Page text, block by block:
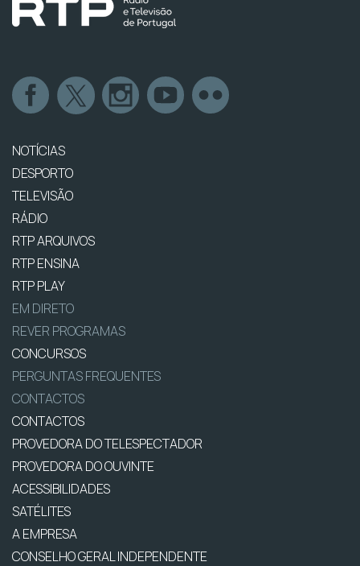
NOTÍCIAS
DESPORTO
TELEVISÃO
RÁDIO
RTP ARQUIVOS
RTP ENSINA
RTP PLAY
EM DIRETO
REVER PROGRAMAS
CONCURSOS
PERGUNTAS FREQUENTES
CONTACTOS
CONTACTOS
PROVEDORA DO TELESPECTADOR
PROVEDORA DO OUVINTE
ACESSIBILIDADES
SATÉLITES
A EMPRESA
CONSELHO GERAL INDEPENDENTE